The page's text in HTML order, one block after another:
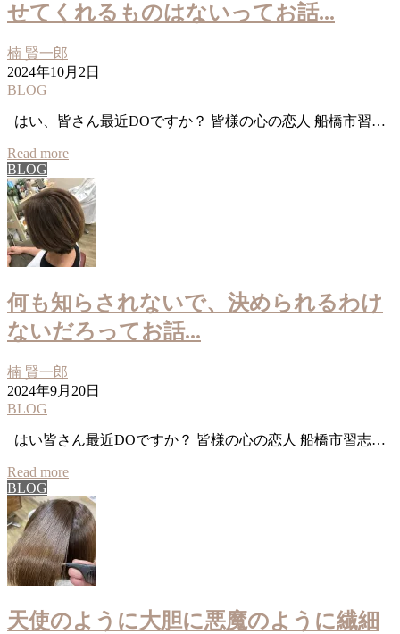
せてくれるものはないってお話...
楠 賢一郎
2024年10月2日
BLOG
はい、皆さん最近DOですか？ 皆様の心の恋人 船橋市習…
Read more
BLOG
何も知らされないで、決められるわけ
ないだろってお話...
楠 賢一郎
2024年9月20日
BLOG
はい皆さん最近DOですか？ 皆様の心の恋人 船橋市習志…
Read more
BLOG
天使のように大胆に悪魔のように繊細